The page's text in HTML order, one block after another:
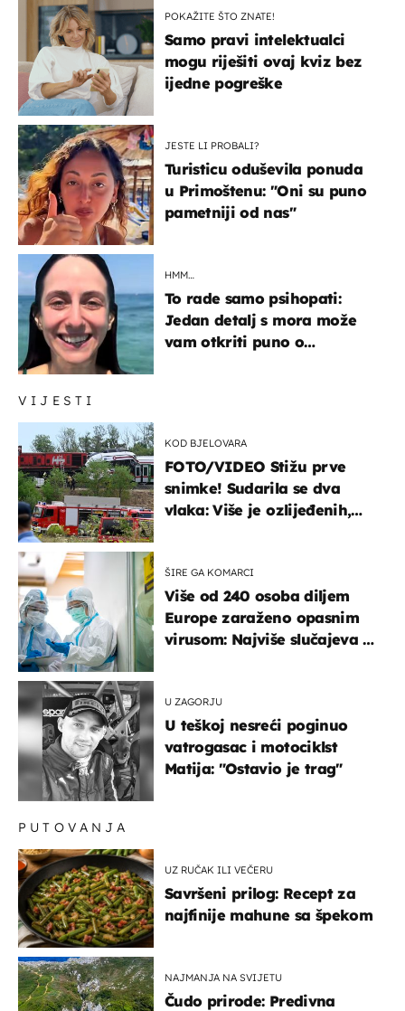
VIJESTI
KOD BJELOVARA
FOTO/VIDEO Stižu prve
snimke! Sudarila se dva
vlaka: Više je ozlijeđenih,
ŠIRE GA KOMARCI
Više od 240 osoba diljem
Europe zaraženo opasnim
virusom: Najviše slučajeva u
U ZAGORJU
U teškoj nesreći poginuo
vatrogasac i motociklst
Matija: "Ostavio je trag"
POKAŽITE ŠTO ZNATE!
Samo pravi intelektualci
mogu riješiti ovaj kviz bez
ijedne pogreške
JESTE LI PROBALI?
Turisticu oduševila ponuda
u Primoštenu: "Oni su puno
pametniji od nas"
HMM…
To rade samo psihopati:
Jedan detalj s mora može
vam otkriti puno o
PUTOVANJA
UZ RUČAK ILI VEČERU
Savršeni prilog: Recept za
najfinije mahune sa špekom
NAJMANJA NA SVIJETU
Čudo prirode: Predivna